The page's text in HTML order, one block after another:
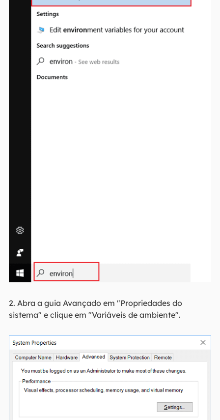
2. Abra a guia Avançado em "Propriedades do
sistema" e clique em "Variáveis de ambiente".